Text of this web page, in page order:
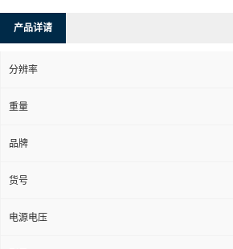
产品详请
分辨率
重量
品牌
货号
电源电压